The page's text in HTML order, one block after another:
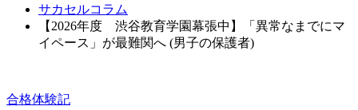
サカセルコラム
【2026年度 渋谷教育学園幕張中】「異常なまでにマ
イペース」が最難関へ (男子の保護者)
合格体験記